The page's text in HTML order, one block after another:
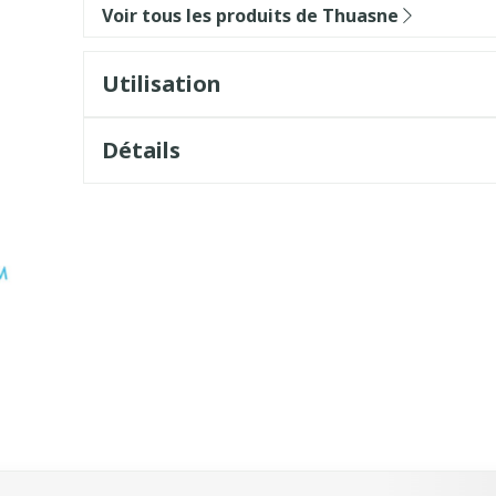
Voir tous les produits de Thuasne
Utilisation
Détails